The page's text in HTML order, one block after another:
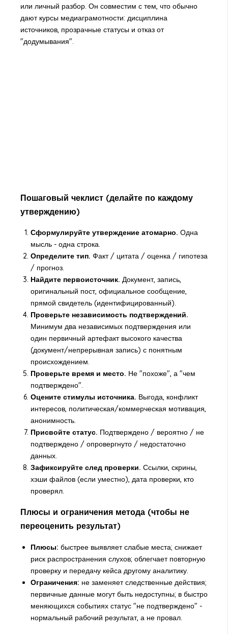
или личный разбор. Он совместим с тем, что обычно
дают курсы медиаграмотности: дисциплина
источников, прозрачные статусы и отказ от
"додумывания".
Пошаговый чеклист (делайте по каждому
утверждению)
Сформулируйте утверждение атомарно. Одна
мысль - одна строка.
Определите тип. Факт / цитата / оценка / гипотеза
/ прогноз.
Найдите первоисточник. Документ, запись,
оригинальный пост, официальное сообщение,
прямой свидетель (идентифицированный).
Проверьте независимость подтверждений.
Минимум два независимых подтверждения или
один первичный артефакт высокого качества
(документ/непрерывная запись) с понятным
происхождением.
Проверьте время и место. Не "похоже", а "чем
подтверждено".
Оцените стимулы источника. Выгода, конфликт
интересов, политическая/коммерческая мотивация,
анонимность.
Присвойте статус. Подтверждено / вероятно / не
подтверждено / опровергнуто / недостаточно
данных.
Зафиксируйте след проверки. Ссылки, скрины,
хэши файлов (если уместно), дата проверки, кто
проверял.
Плюсы и ограничения метода (чтобы не
переоценить результат)
Плюсы: быстрее выявляет слабые места; снижает
риск распространения слухов; облегчает повторную
проверку и передачу кейса другому аналитику.
Ограничения: не заменяет следственные действия;
первичные данные могут быть недоступны; в быстро
меняющихся событиях статус "не подтверждено" -
нормальный рабочий результат, а не провал.